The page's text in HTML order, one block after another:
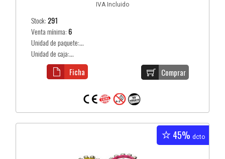
IVA Incluido
Stock:291
Venta mínima: 6
Unidad de paquete:...
Unidad de caja:...
Comprar
Ficha
45% dcto